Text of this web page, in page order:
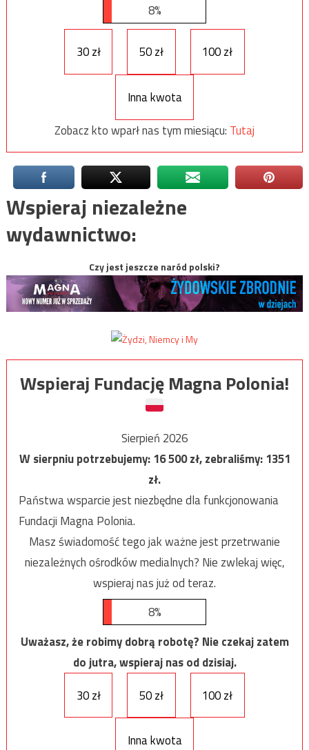
8%
30 zł 50 zł 100 zł
Inna kwota
Zobacz kto wparł nas tym miesiącu: Tutaj
Wspieraj niezależne
wydawnictwo:
Czy jest jeszcze naród polski?
Wspieraj Fundację Magna Polonia!
Sierpień 2026
W sierpniu potrzebujemy:16 500zł, zebraliśmy:1351
zł.
Państwa wsparcie jest niezbędne dla funkcjonowania
Fundacji Magna Polonia.
Masz świadomość tego jak ważne jest przetrwanie
niezależnych ośrodków medialnych? Nie zwlekaj więc,
wspieraj nas już od teraz.
8%
Uważasz, że robimy dobrą robotę? Nie czekaj zatem
do jutra, wspieraj nas od dzisiaj.
30 zł
50 zł 100 zł
Inna kwota